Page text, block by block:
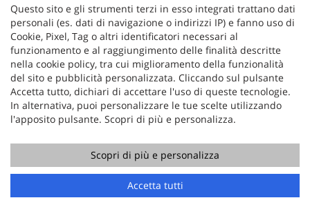
Costo totale del credito: €41.975
Spese di incasso rata: €3
Spese istruttoria: €
Spese assicurative: €
PROCEDI
Contattaci
tabella sono indicativi e IVA inclusa. La rata finanziaria è
comprensiva di spese RID. Offerta valida per il mese in corso.
Salvo approvazione dell'istituto di credito erogante. Al fine di
Contatta un consulente
Questo sito e gli strumenti terzi in esso integrati trattano dati
personali (es. dati di navigazione o indirizzi IP) e fanno uso di
Cookie, Pixel, Tag o altri identificatori necessari al
funzionamento e al raggiungimento delle finalità descritte
nella cookie policy, tra cui miglioramento della funzionalità
del sito e pubblicità personalizzata. Cliccando sul pulsante
Accetta tutto, dichiari di accettare l'uso di queste tecnologie.
In alternativa, puoi personalizzare le tue scelte utilizzando
l'apposito pulsante. Scopri di più e personalizza.
Scopri di più e personalizza
Accetta tutti